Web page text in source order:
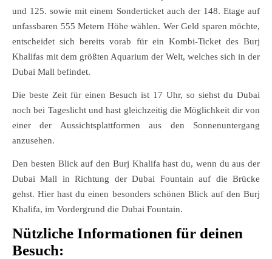
und 125. sowie mit einem Sonderticket auch der 148. Etage auf
unfassbaren 555 Metern Höhe wählen. Wer Geld sparen möchte,
entscheidet sich bereits vorab für ein Kombi-Ticket des Burj
Khalifas mit dem größten Aquarium der Welt, welches sich in der
Dubai Mall befindet.
Die beste Zeit für einen Besuch ist 17 Uhr, so siehst du Dubai
noch bei Tageslicht und hast gleichzeitig die Möglichkeit dir von
einer der Aussichtsplattformen aus den Sonnenuntergang
anzusehen.
Den besten Blick auf den Burj Khalifa hast du, wenn du aus der
Dubai Mall in Richtung der Dubai Fountain auf die Brücke
gehst. Hier hast du einen besonders schönen Blick auf den Burj
Khalifa, im Vordergrund die Dubai Fountain.
Nützliche Informationen für deinen
Besuch: